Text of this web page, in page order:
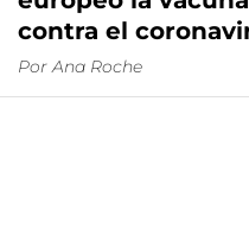
contra el
Por Ana Roche